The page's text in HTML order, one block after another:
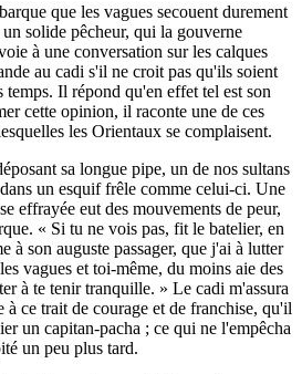
que les vagues secouent durement
solide pêcheur, qui la gouverne
à une conversation sur les calques
au cadi s'il ne croit pas qu'ils soient
temps. Il répond qu'en effet tel est son
cette opinion, il raconte une de ces
les Orientaux se complaisent.
sa longue pipe, un de nos sultans
un esquif frêle comme celui-ci. Une
effrayée eut des mouvements de peur,
« Si tu ne vois pas, fit le batelier, en
à son auguste passager, que j'ai à lutter
vagues et toi-même, du moins aie des
à te tenir tranquille. » Le cadi m'assura
à ce trait de courage et de franchise, qu'il
un capitan-pacha ; ce qui ne l'empêcha
un peu plus tard.